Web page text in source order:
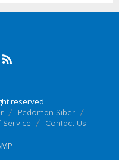
reserved
Pedoman Siber
Service Contact Us